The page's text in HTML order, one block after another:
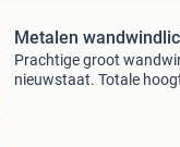
Metalen
Prachtige groot
nieuwstaat. Totale